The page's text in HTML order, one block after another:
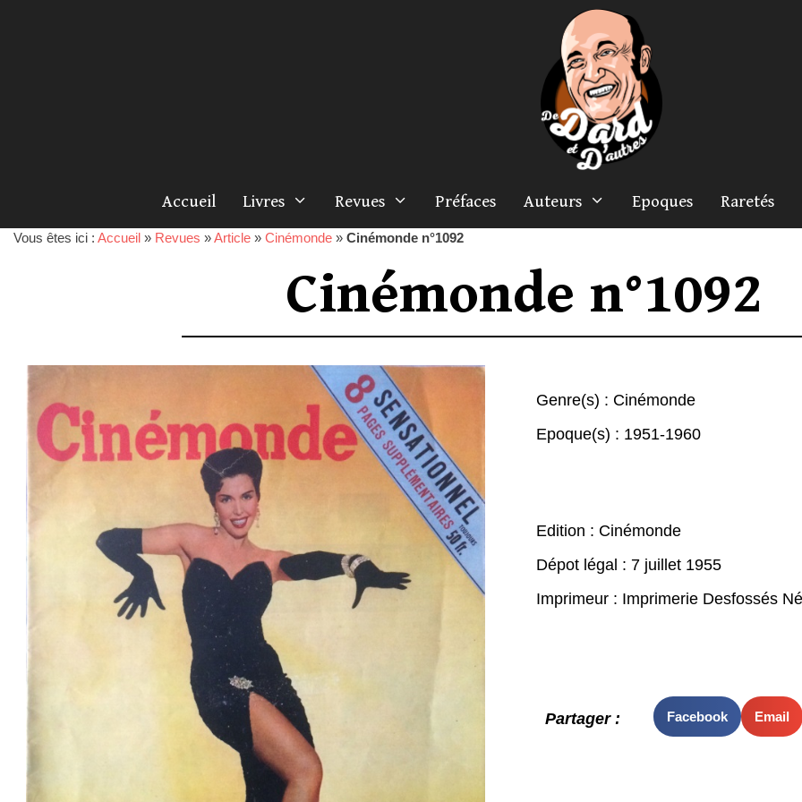
Accueil Livres Revues Préfaces Auteurs Epoques Raretés
Vous êtes ici : Accueil » Revues »Article » Cinémonde » Cinémonde n°1092
Cinémonde n°1092
Genre(s) : Cinémonde
Epoque(s) : 1951-1960
Edition : Cinémonde
Dépot légal : 7 juillet 1955
Imprimeur : Imprimerie Desfossés
Partager : Facebook Email